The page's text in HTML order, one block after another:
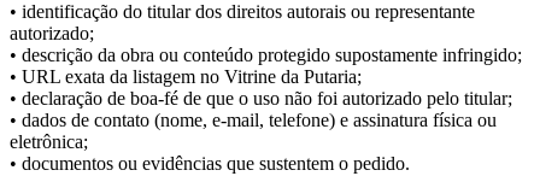
• identificação do titular dos direitos autorais ou representante
autorizado;
• descrição da obra ou conteúdo protegido supostamente infringido;
• URL exata da listagem no Vitrine da Putaria;
• declaração de boa-fé de que o uso não foi autorizado pelo titular;
• dados de contato (nome, e-mail, telefone) e assinatura física ou
eletrônica;
• documentos ou evidências que sustentem o pedido.